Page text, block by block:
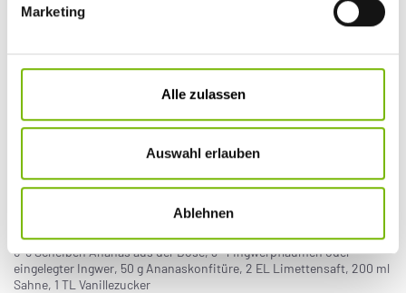
Marketing
Alle zulassen
Auswahl erlauben
Ablehnen
darauf geben. Alles mit Cayenne bestäuben, mit Limettenspalten
REZEPT ZUM DOWNLOAD
Ananastarte mit Ingwer (vegetarisch)
Zutaten für 12 Stück:
Für den Teig
250 g Mehl, 125 g kalte Butter, 2 EL Zucker, 1 Prise Salz, getrocknete
Für den Belag
6–8 Scheiben Ananas aus der Dose, 3–4 Ingwerpflaumen oder
eingelegter Ingwer, 50 g Ananaskonfitüre, 2 EL Limettensaft, 200 ml
Sahne, 1 TL Vanillezucker